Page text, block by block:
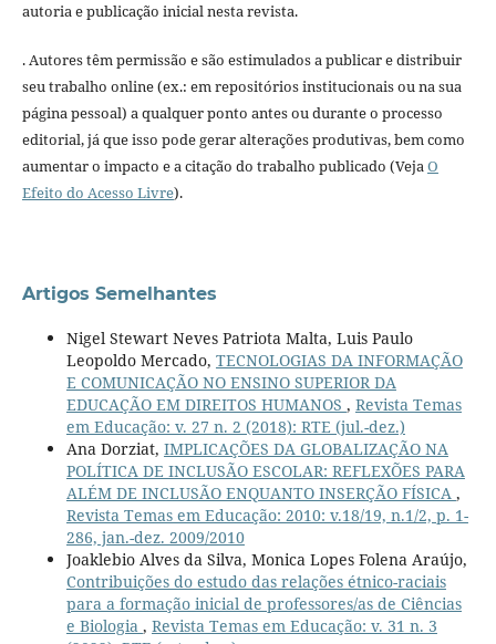
autoria e publicação inicial nesta revista.
. Autores têm permissão e são estimulados a publicar e distribuir
seu trabalho online (ex.: em repositórios institucionais ou na sua
página pessoal) a qualquer ponto antes ou durante o processo
editorial, já que isso pode gerar alterações produtivas, bem como
aumentar o impacto e a citação do trabalho publicado (VejaO
Efeito do Acesso Livre).
Artigos Semelhantes
Nigel Stewart Neves Patriota Malta, Luis Paulo
Leopoldo Mercado, TECNOLOGIAS DA INFORMAÇÃO
E COMUNICAÇÃO NO ENSINO SUPERIOR DA
EDUCAÇÃO EM DIREITOS HUMANOS , Revista Temas
em Educação: v. 27 n. 2 (2018): RTE (jul.-dez.)
Ana Dorziat, IMPLICAÇÕES DA GLOBALIZAÇÃO NA
POLÍTICA DE INCLUSÃO ESCOLAR: REFLEXÕES PARA
ALÉM DE INCLUSÃO ENQUANTO INSERÇÃO FÍSICA ,
Revista Temas em Educação: 2010: v.18/19, n.1/2, p. 1-
286, jan.-dez. 2009/2010
Joaklebio Alves da Silva, Monica Lopes Folena Araújo,
Contribuições do estudo das relações étnico-raciais
para a formação inicial de professores/as de Ciências
e Biologia , Revista Temas em Educação: v. 31 n. 3